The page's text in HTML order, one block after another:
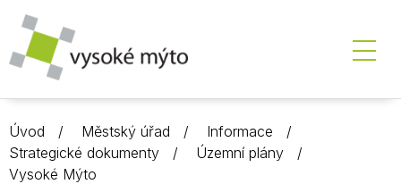
Úvod Městský úřad
Informace
Strategické dokumenty
Územní plány
Vysoké Mýto